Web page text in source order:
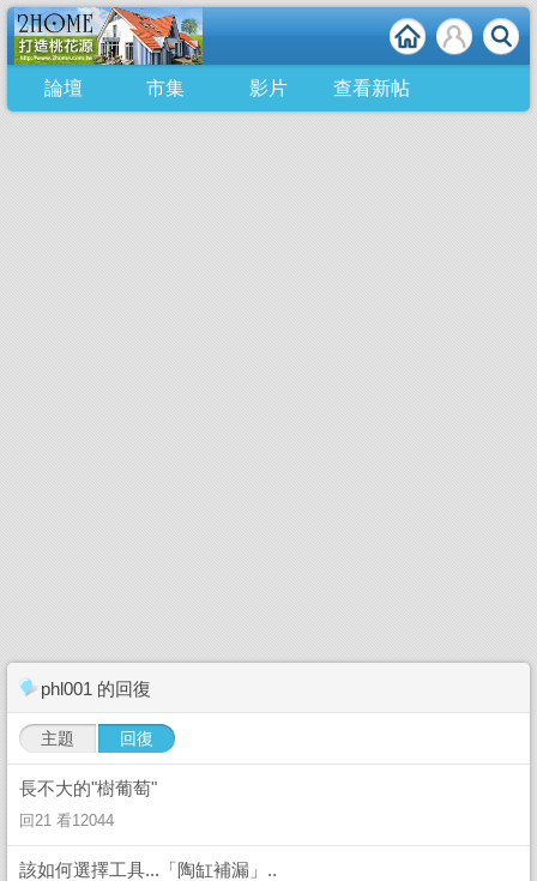
論壇 市集 影片 查看新帖
phl001 的回復
主題 回復
長不大的"樹葡萄"
回21 看12044
該如何選擇工具...「陶缸補漏」..